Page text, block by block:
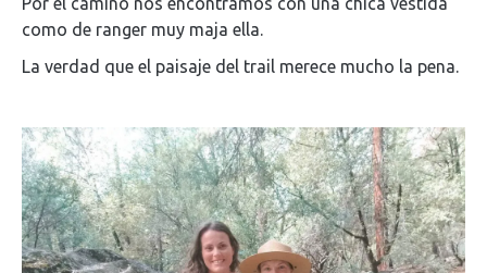
como de ranger muy maja ella.
La verdad que el paisaje del trail merece mucho la pena.